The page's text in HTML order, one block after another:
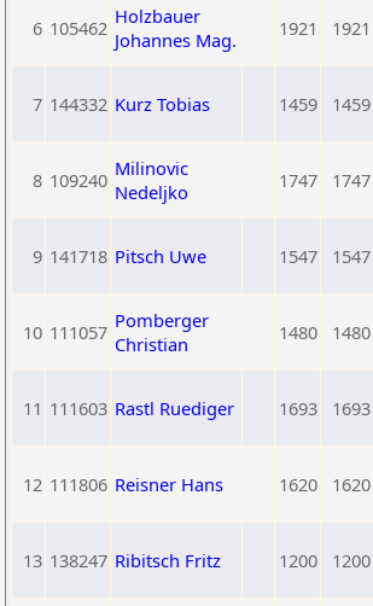
6 105462 Holzbauer
Johannes Mag.
1921 1921
7 144332 Kurz Tobias 1459 1459
8 109240 Milinovic
Nedeljko
1747 1747
9 141718 Pitsch Uwe 1547 1547
10 111057 Pomberger
Christian
1480 1480
11 111603 Rastl Ruediger 1693 1693
12 111806 Reisner Hans 1620 1620
13 138247 Ribitsch Fritz 1200 1200